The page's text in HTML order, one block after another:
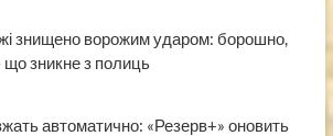
знищено ворожим ударом: борошно,
що зникне з полиць
автоматично: «Резерв+» оновить